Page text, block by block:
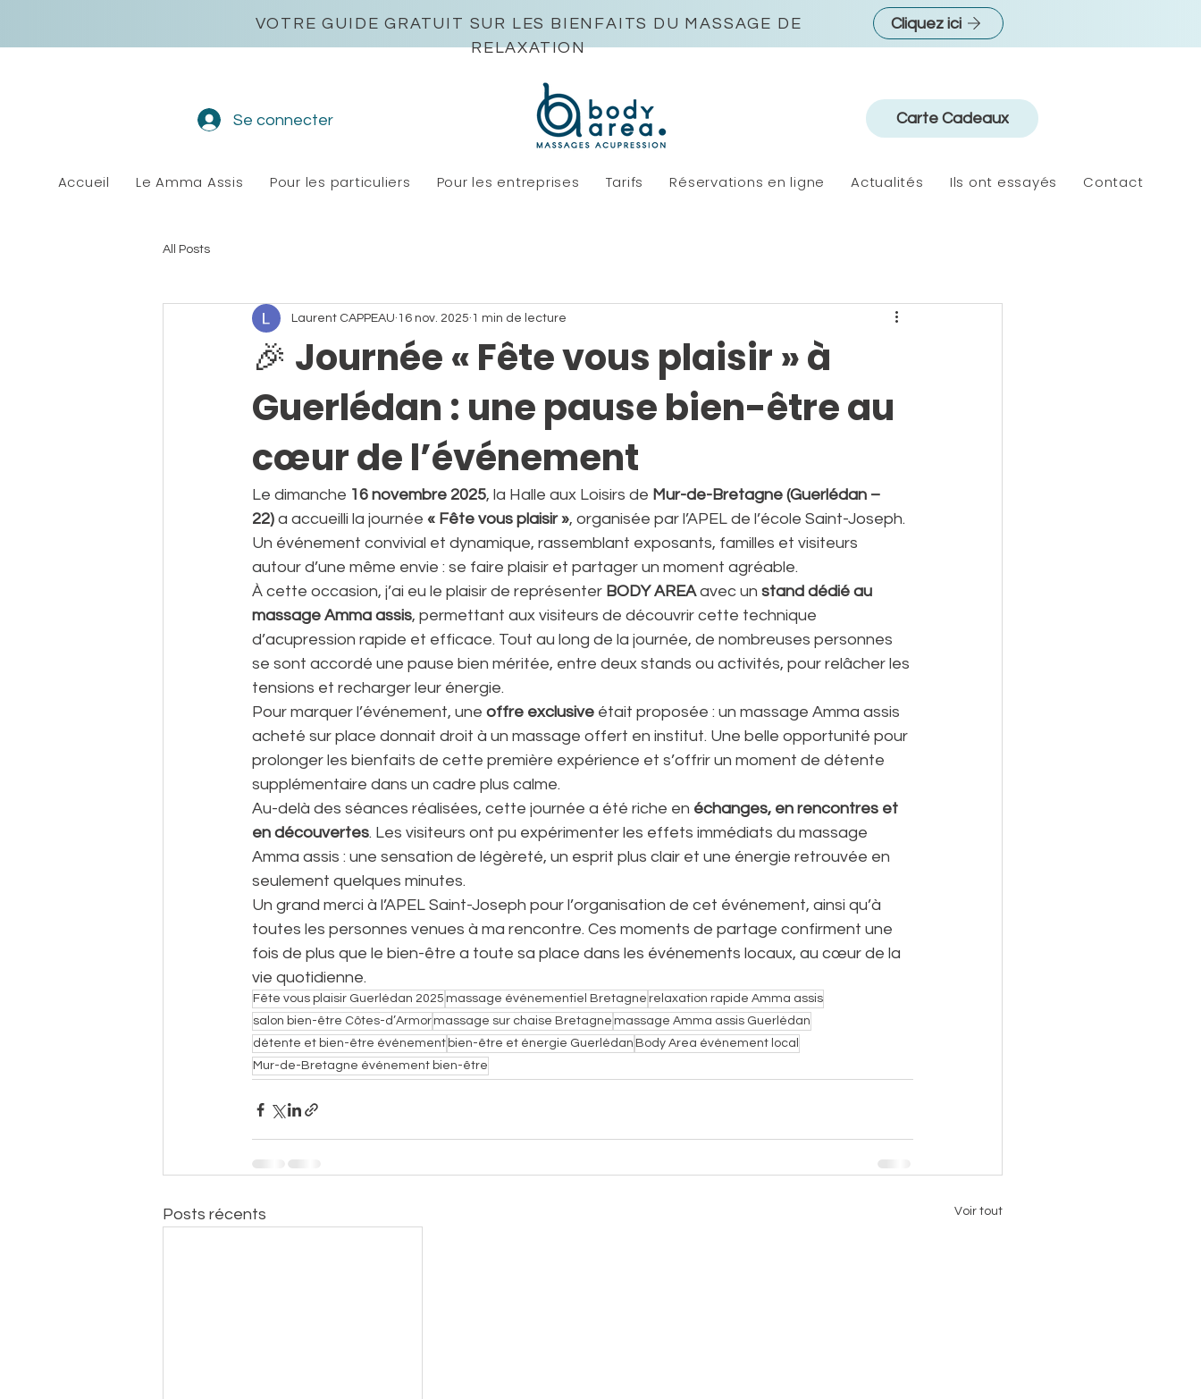
Cliquez ici
VOTRE GUIDE GRATUIT SUR LES BIENFAITS DU MASSAGE DE
RELAXATION
Carte Cadeaux
Se connecter
Accueil Le Amma Assis Pour les particuliers Pour les entreprises Tarifs Réservations en ligne Actualités Ils ont essayés Contact
All Posts
🎉 Journée « Fête vous plaisir » à
Guerlédan : une pause bien-être au
cœur de l’événement
Laurent CAPPEAU 16 nov. 2025 1 min de lecture
Le dimanche 16 novembre 2025, la Halle aux Loisirs de Mur-de-Bretagne (Guerlédan –
22) a accueilli la journée « Fête vous plaisir », organisée par l’APEL de l’école Saint-Joseph.
Un événement convivial et dynamique, rassemblant exposants, familles et visiteurs
autour d’une même envie : se faire plaisir et partager un moment agréable.
À cette occasion, j’ai eu le plaisir de représenter BODY AREA avec un stand dédié au
massage Amma assis, permettant aux visiteurs de découvrir cette technique
d’acupression rapide et efficace. Tout au long de la journée, de nombreuses personnes
se sont accordé une pause bien méritée, entre deux stands ou activités, pour relâcher les
tensions et recharger leur énergie.
Pour marquer l’événement, une offre exclusive était proposée : un massage Amma assis
acheté sur place donnait droit à un massage offert en institut. Une belle opportunité pour
prolonger les bienfaits de cette première expérience et s’offrir un moment de détente
supplémentaire dans un cadre plus calme.
Au-delà des séances réalisées, cette journée a été riche en échanges, en rencontres et
en découvertes. Les visiteurs ont pu expérimenter les effets immédiats du massage
Amma assis : une sensation de légèreté, un esprit plus clair et une énergie retrouvée en
seulement quelques minutes.
Un grand merci à l’APEL Saint-Joseph pour l’organisation de cet événement, ainsi qu’à
toutes les personnes venues à ma rencontre. Ces moments de partage confirment une
fois de plus que le bien-être a toute sa place dans les événements locaux, au cœur de la
vie quotidienne.
Fête vous plaisir Guerlédan 2025 massage événementiel Bretagne relaxation rapide Amma assis
salon bien-être Côtes-d’Armor massage sur chaise Bretagne massage Amma assis Guerlédan
détente et bien-être événement bien-être et énergie Guerlédan Body Area événement local
Mur-de-Bretagne événement bien-être
Posts récents Voir tout